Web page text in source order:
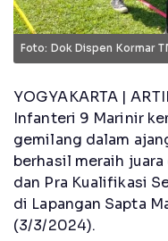
Foto: Dok Dispen Kormar
YOGYAKARTA |
Infanteri 9 Marinir
gemilang dalam
berhasil meraih
dan Pra Kualifikasi
di Lapangan Sapta
(3/3/2024).